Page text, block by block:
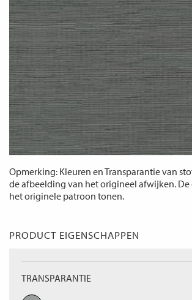
Opmerking: Kleuren en Transparantie van
de afbeelding van het origineel afwijken. De
het originele patroon tonen.
PRODUCT EIGENSCHAPPEN
TRANSPARANTIE